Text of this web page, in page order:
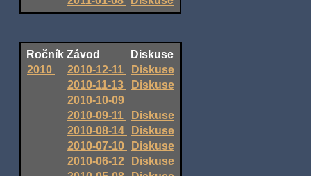
Ročník Závod
Diskuse
2010
2010-12-11
Diskuse
2010-11-13
Diskuse
2010-10-09
2010-09-11
Diskuse
2010-08-14
Diskuse
2010-07-10
Diskuse
2010-06-12
Diskuse